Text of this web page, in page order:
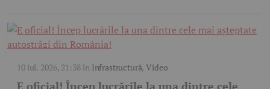
10 iul. 2026, 21:38în Infrastructură,Video
E oficial! Încep lucrările la una dintre cele